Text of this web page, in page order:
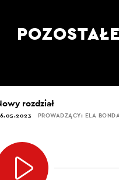
rozdział
PROWADZĄCY: ELA